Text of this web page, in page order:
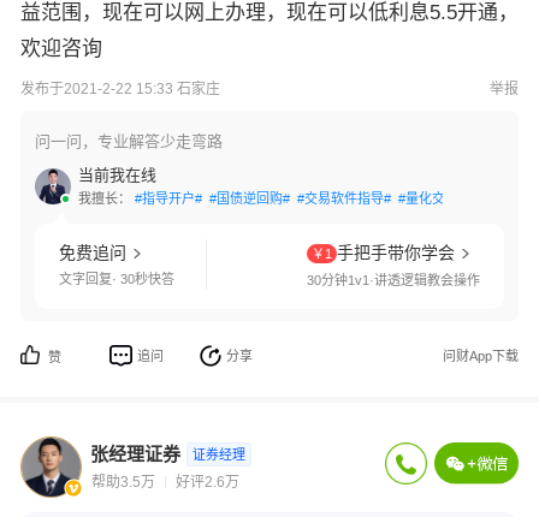
益范围，现在可以网上办理，现在可以低利息5.5开通，
欢迎咨询
发布于2021-2-22 15:33 石家庄 举报
问一问，专业解答少走弯路
当前我在线
我擅长： #指导开户# #国债逆回购# #交易软件指导# #量化交易#
免费追问
文字回复· 30秒快答
￥1 手把手带你学会
30分钟1v1·讲透逻辑教会操作
赞 追问 分享 问财App下载
张经理证券 证券经理
帮助3.5万 好评2.6万